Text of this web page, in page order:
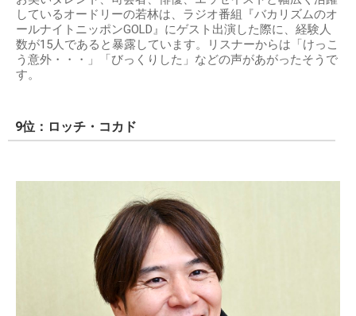
しているオードリーの若林は、ラジオ番組『バカリズムのオ
ールナイトニッポンGOLD』にゲスト出演した際に、経験人
数が15人であると暴露しています。リスナーからは「けっこ
う意外・・・」「びっくりした」などの声があがったそうで
す。
9位：ロッチ・コカド